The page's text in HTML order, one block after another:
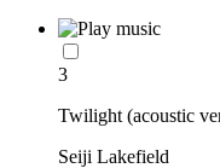
3
Twilight (acoustic
Seiji Lakefield